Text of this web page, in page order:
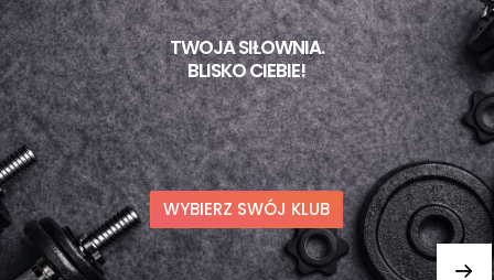
TWOJA SIŁOWNIA.
BLISKO CIEBIE!
WYBIERZ SWÓJ KLUB